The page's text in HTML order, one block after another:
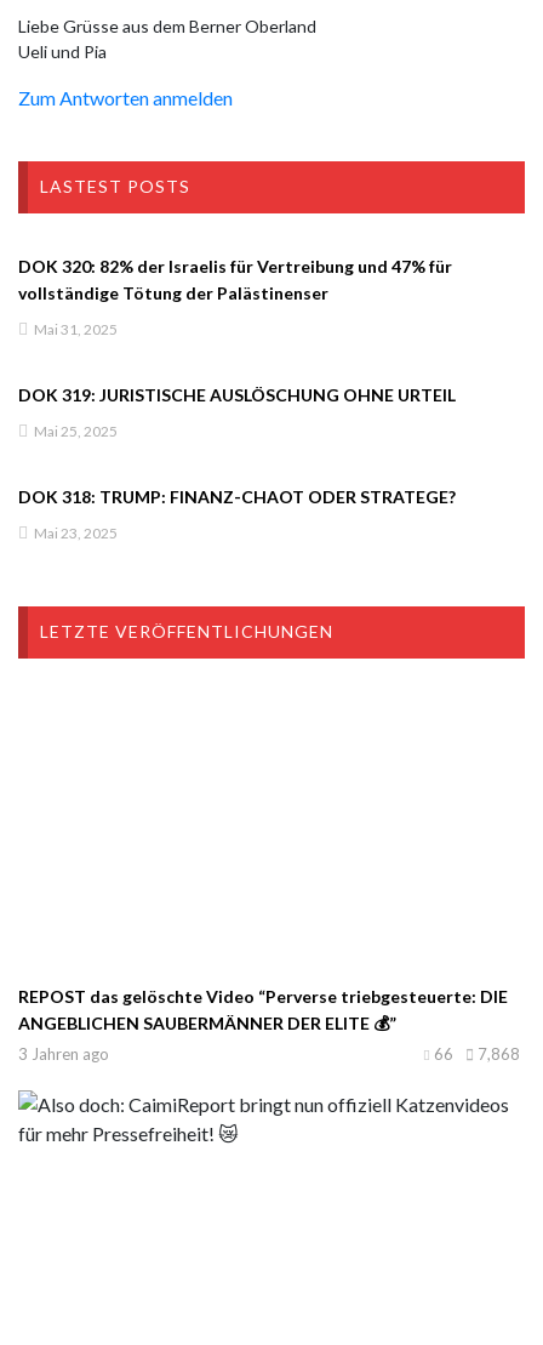
Liebe Grüsse aus dem Berner Oberland
Ueli und Pia
Zum Antworten anmelden
LASTEST POSTS
DOK 320: 82% der Israelis für Vertreibung und 47% für
vollständige Tötung der Palästinenser
Mai 31, 2025
DOK 319: JURISTISCHE AUSLÖSCHUNG OHNE URTEIL
Mai 25, 2025
DOK 318: TRUMP: FINANZ-CHAOT ODER STRATEGE?
Mai 23, 2025
LETZTE VERÖFFENTLICHUNGEN
REPOST das gelöschte Video “Perverse triebgesteuerte: DIE
ANGEBLICHEN SAUBERMÄNNER DER ELITE 💰”
3 Jahren ago 7,868
66